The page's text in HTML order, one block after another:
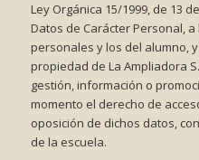
Ley Orgánica 15/1999, de 13
Datos de Carácter Personal,
personales y los del alumno,
propiedad de La Ampliadora
gestión, información o
momento el derecho de
oposición de dichos datos,
de la escuela.